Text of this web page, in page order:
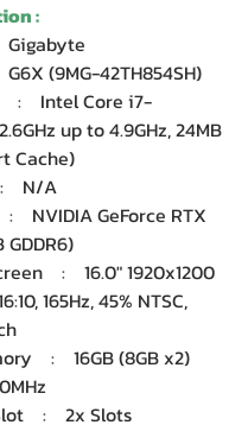
:
(9MG-42TH854SH)
: Intel Core i7-
up to 4.9GHz, 24MB
Cache)
N/A
NVIDIA GeForce RTX
: 16.0" 1920x1200
165Hz, 45% NTSC,
: 16GB (8GB x2)
: 2x Slots